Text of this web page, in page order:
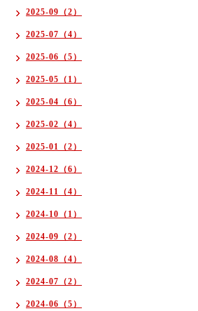
2025-09（2）
2025-07（4）
2025-06（5）
2025-05（1）
2025-04（6）
2025-02（4）
2025-01（2）
2024-12（6）
2024-11（4）
2024-10（1）
2024-09（2）
2024-08（4）
2024-07（2）
2024-06（5）